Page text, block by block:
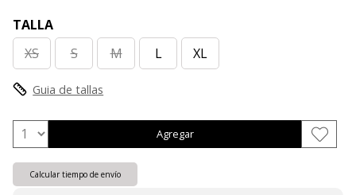
TALLA
XS
S M L XL
Guia de tallas
Agregar
Calcular tiempo de envío